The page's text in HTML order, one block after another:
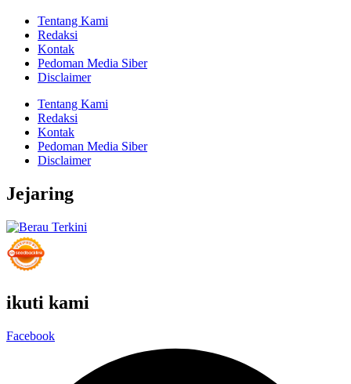
Tentang Kami
Redaksi
Kontak
Pedoman Media Siber
Disclaimer
Tentang Kami
Redaksi
Kontak
Pedoman Media Siber
Disclaimer
Jejaring
ikuti kami
Facebook